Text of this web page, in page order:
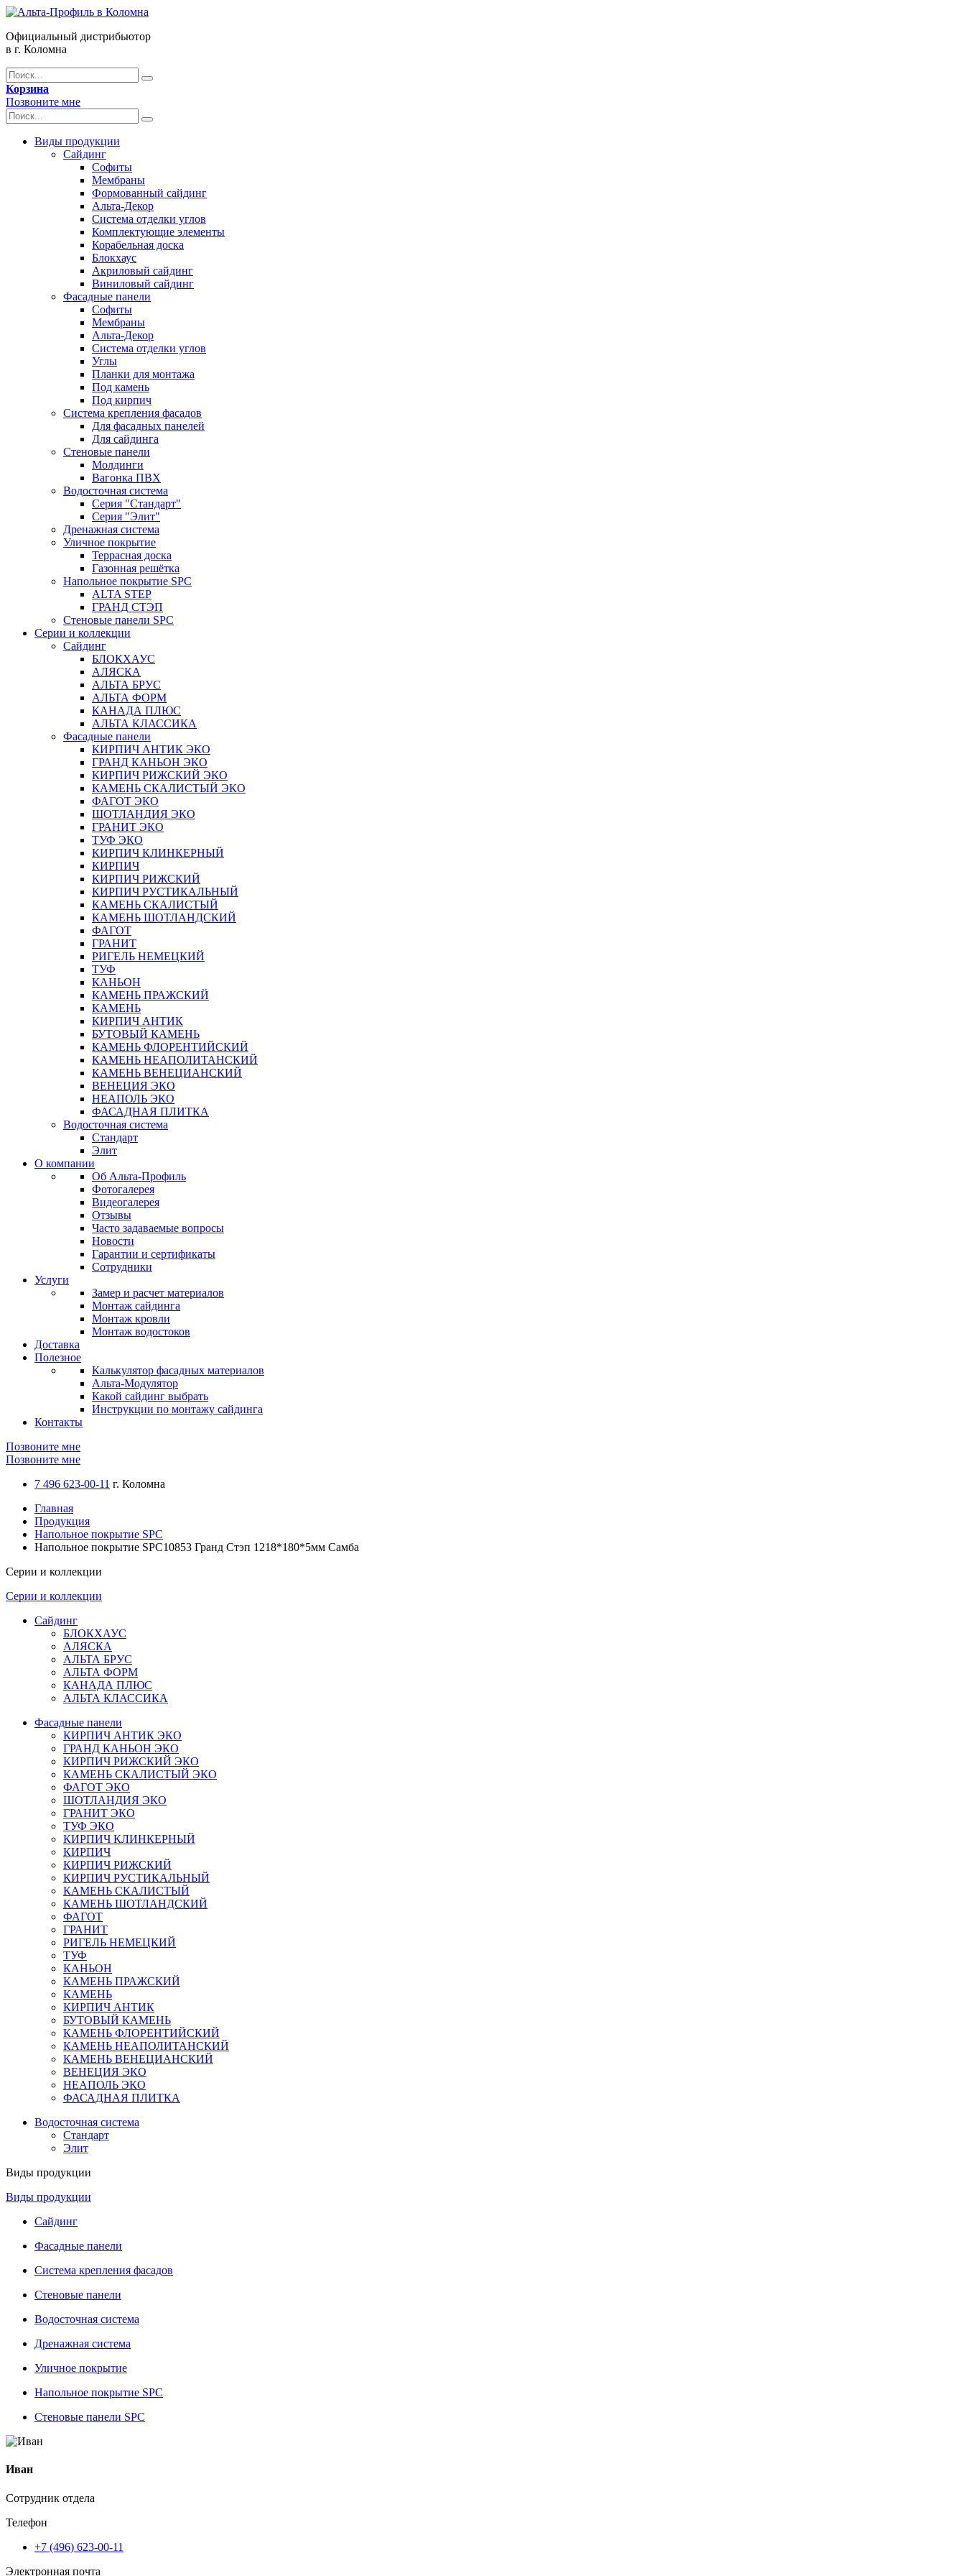
Официальный дистрибьютор
в г. Коломна
Корзина
Позвоните мне
Виды продукции
Сайдинг
Софиты
Мембраны
Формованный сайдинг
Альта-Декор
Система отделки углов
Комплектующие элементы
Корабельная доска
Блокхаус
Акриловый сайдинг
Виниловый сайдинг
Фасадные панели
Софиты
Мембраны
Альта-Декор
Система отделки углов
Углы
Планки для монтажа
Под камень
Под кирпич
Система крепления фасадов
Для фасадных панелей
Для сайдинга
Стеновые панели
Молдинги
Вагонка ПВХ
Водосточная система
Серия "Стандарт"
Серия "Элит"
Дренажная система
Уличное покрытие
Террасная доска
Газонная решётка
Напольное покрытие SPC
ALTA STEP
ГРАНД СТЭП
Стеновые панели SPC
Серии и коллекции
Сайдинг
БЛОКХАУС
АЛЯСКА
АЛЬТА БРУС
АЛЬТА ФОРМ
КАНАДА ПЛЮС
АЛЬТА КЛАССИКА
Фасадные панели
КИРПИЧ АНТИК ЭКО
ГРАНД КАНЬОН ЭКО
КИРПИЧ РИЖСКИЙ ЭКО
КАМЕНЬ СКАЛИСТЫЙ ЭКО
ФАГОТ ЭКО
ШОТЛАНДИЯ ЭКО
ГРАНИТ ЭКО
ТУФ ЭКО
КИРПИЧ КЛИНКЕРНЫЙ
КИРПИЧ
КИРПИЧ РИЖСКИЙ
КИРПИЧ РУСТИКАЛЬНЫЙ
КАМЕНЬ СКАЛИСТЫЙ
КАМЕНЬ ШОТЛАНДСКИЙ
ФАГОТ
ГРАНИТ
РИГЕЛЬ НЕМЕЦКИЙ
ТУФ
КАНЬОН
КАМЕНЬ ПРАЖСКИЙ
КАМЕНЬ
КИРПИЧ АНТИК
БУТОВЫЙ КАМЕНЬ
КАМЕНЬ ФЛОРЕНТИЙСКИЙ
КАМЕНЬ НЕАПОЛИТАНСКИЙ
КАМЕНЬ ВЕНЕЦИАНСКИЙ
ВЕНЕЦИЯ ЭКО
НЕАПОЛЬ ЭКО
ФАСАДНАЯ ПЛИТКА
Водосточная система
Стандарт
Элит
О компании
Об Альта-Профиль
Фотогалерея
Видеогалерея
Отзывы
Часто задаваемые вопросы
Новости
Гарантии и сертификаты
Сотрудники
Услуги
Замер и расчет материалов
Монтаж сайдинга
Монтаж кровли
Монтаж водостоков
Доставка
Полезное
Калькулятор фасадных материалов
Альта-Модулятор
Какой сайдинг выбрать
Инструкции по монтажу сайдинга
Контакты
Позвоните мне
Позвоните мне
7 496 623-00-11 г. Коломна
Главная
Продукция
Напольное покрытие SPC
Напольное покрытие SPC10853 Гранд Стэп 1218*180*5мм Самба
Серии и коллекции
Серии и коллекции
Сайдинг
БЛОКХАУС
АЛЯСКА
АЛЬТА БРУС
АЛЬТА ФОРМ
КАНАДА ПЛЮС
АЛЬТА КЛАССИКА
Фасадные панели
КИРПИЧ АНТИК ЭКО
ГРАНД КАНЬОН ЭКО
КИРПИЧ РИЖСКИЙ ЭКО
КАМЕНЬ СКАЛИСТЫЙ ЭКО
ФАГОТ ЭКО
ШОТЛАНДИЯ ЭКО
ГРАНИТ ЭКО
ТУФ ЭКО
КИРПИЧ КЛИНКЕРНЫЙ
КИРПИЧ
КИРПИЧ РИЖСКИЙ
КИРПИЧ РУСТИКАЛЬНЫЙ
КАМЕНЬ СКАЛИСТЫЙ
КАМЕНЬ ШОТЛАНДСКИЙ
ФАГОТ
ГРАНИТ
РИГЕЛЬ НЕМЕЦКИЙ
ТУФ
КАНЬОН
КАМЕНЬ ПРАЖСКИЙ
КАМЕНЬ
КИРПИЧ АНТИК
БУТОВЫЙ КАМЕНЬ
КАМЕНЬ ФЛОРЕНТИЙСКИЙ
КАМЕНЬ НЕАПОЛИТАНСКИЙ
КАМЕНЬ ВЕНЕЦИАНСКИЙ
ВЕНЕЦИЯ ЭКО
НЕАПОЛЬ ЭКО
ФАСАДНАЯ ПЛИТКА
Водосточная система
Стандарт
Элит
Виды продукции
Виды продукции
Сайдинг
Фасадные панели
Система крепления фасадов
Стеновые панели
Водосточная система
Дренажная система
Уличное покрытие
Напольное покрытие SPC
Стеновые панели SPC
Иван
Сотрудник отдела
Телефон
+7 (496) 623-00-11
Электронная почта